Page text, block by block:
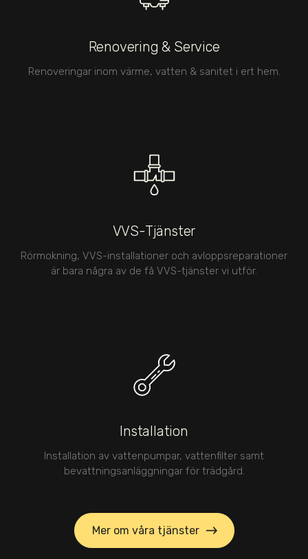
Renovering & Service
Renoveringar inom värme, vatten & sanitet i ert hem.
VVS-Tjänster
Rörmokning, VVS-installationer och avloppsreparationer
är bara några av de få VVS-tjänster vi utför.
Installation
Installation av vattenpumpar, vattenfilter samt
bevattningsanläggningar för trädgård.
Mer om våra tjänster